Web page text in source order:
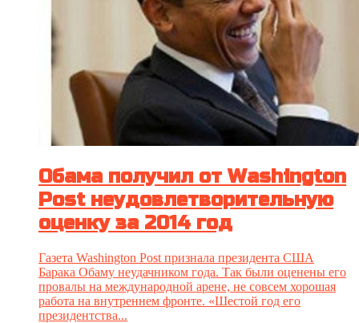
Обама получил от Washington
Post неудовлетворительную
оценку за 2014 год
Газета Washington Post признала президента США
Барака Обаму неудачником года. Так были оценены его
провалы на международной арене, не совсем хорошая
работа на внутреннем фронте. «Шестой год его
президентства...